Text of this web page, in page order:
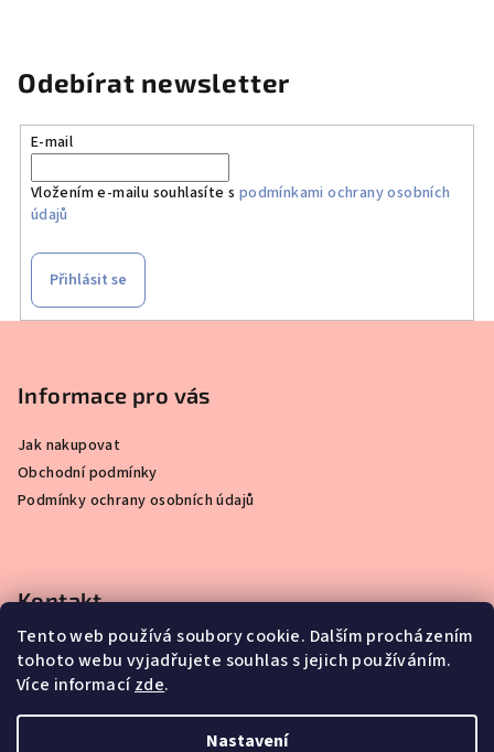
Tento web používá soubory cookie. Dalším procházením
tohoto webu vyjadřujete souhlas s jejich používáním.
Více informacízde.
Nastavení
Odebírat newsletter
E-mail
Vložením e-mailu souhlasíte s podmínkami ochrany osobních
údajů
Přihlásit se
Informace pro vás
Jak nakupovat
Obchodní podmínky
Podmínky ochrany osobních údajů
Kontakt
info @simplydisplay.cz
+420 777 56 56 03